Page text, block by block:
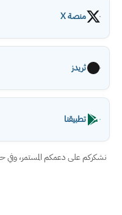
منصة X
ثريدز
تطبيقنا
نشكركم على دعمكم المستمر، وفي